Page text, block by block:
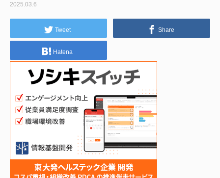
2025.03.6
Tweet Share
Hatena